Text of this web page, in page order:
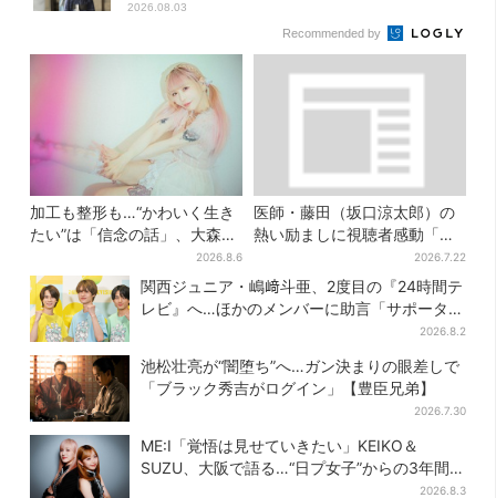
2026.08.03
Recommended by
加工も整形も…“かわいく生き
たい”は「信念の話」、大森靖
2026.8.6
医師・藤田（坂口涼太郎）の
熱い励ましに視聴者感動「泣
かされると思ってなかった」
2026.7.22
関西ジュニア・嶋﨑斗亜、2度目の『24時間テ
レビ』へ…ほかのメンバーに助言「サポーター
2026.8.2
池松壮亮が“闇堕ち”へ…ガン決まりの眼差しで
「ブラック秀吉がログイン」【豊臣兄弟】
2026.7.30
ME:I「覚悟は見せていきたい」KEIKO＆
SUZU、大阪で語る…“日プ女子”からの3年間
2026.8.3